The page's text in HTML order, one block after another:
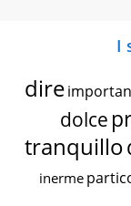
I
dire
dolce
tranquillo
inerme